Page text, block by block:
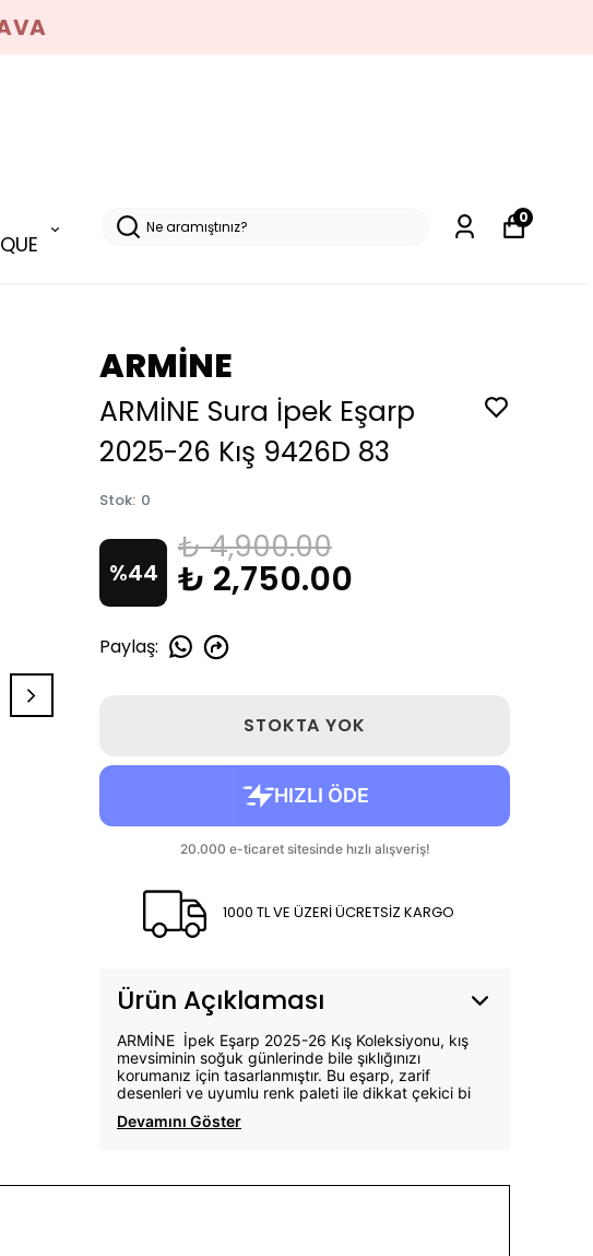
0
ARMİNE
ARMİNE Sura İpek Eşarp
2025-26 Kış 9426D 83
Stok: 0
%44
₺ 4,900.00
₺ 2,750.00
Paylaş:
STOKTA YOK
1000 TL VE ÜZERİ ÜCRETSİZ KARGO
Ürün Açıklaması
ARMİNE İpek Eşarp 2025-26 Kış Koleksiyonu, kış
mevsiminin soğuk günlerinde bile şıklığınızı
korumanız için tasarlanmıştır. Bu eşarp, zarif
desenleri ve uyumlu renk paleti ile dikkat çekici bi
Devamını Göster